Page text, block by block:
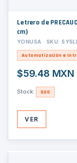
Letrero de
cm)
YONUSA · SKU:
Automatización e
$59.48 MXN
Stock: 500
VER